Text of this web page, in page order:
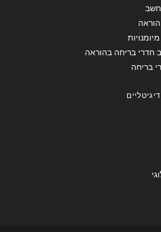
חדרי בריחה בהוראה